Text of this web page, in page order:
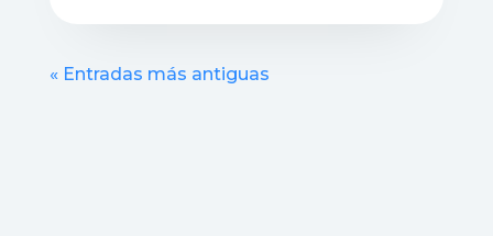
« Entradas más antiguas